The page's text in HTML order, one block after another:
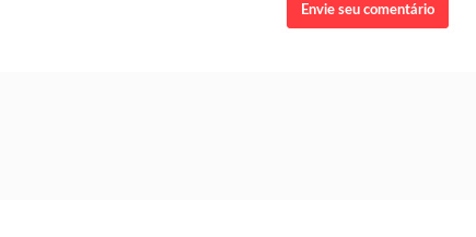
Envie seu comentário